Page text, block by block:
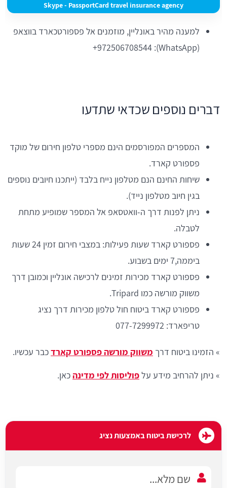
Skype - PassportCard travel insurance agency
למענה מהיר באונליין, מוזמנים אל פספורטכארד בווצאפ
(WhatsApp): 972506708544+
דברים נוספים שכדאי שתדעו
המספרים המפורסמים הינם מספרי טלפון חירום של מוקד
פספורט קארד.
שיחות החינם הנם מטלפון נייח בלבד (ייתכנו חיובים נוספים
בגין חיוב מטלפון נייד).
ניתן לפנות דרך ה-וואטסאפ אל המספר שמופיע מתחת
לטבלה.
פספורט קארד שעות פעילות: במצבי חירום זמין 24 שעות
ביממה,7 ימים בשבוע.
פספורט קארד מכירות זמינים לרכישה אונליין וכמובן דרך
משווק מורשה כמו Tripard.
פספורט קארד ביטוח חול טלפון מכירות דרך נציג
טריפארד: 077-7299972
» הזמינו ביטוח דרך משווק מורשה פספורט קארדכבר עכשיו.
» ניתן להרחיב מידע עלפוליסות לפי מדינהכאן.
לרכישת ביטוח באמצעות נציג